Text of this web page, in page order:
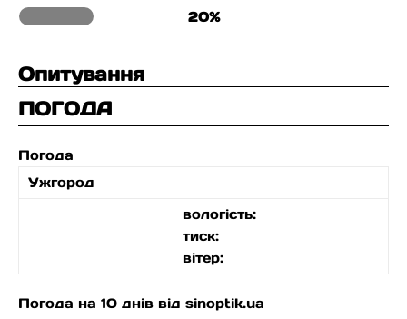
20%
Опитування
ПОГОДА
Погода
Ужгород
вологість:
тиск:
вітер:
Погода на 10 днів від sinoptik.ua